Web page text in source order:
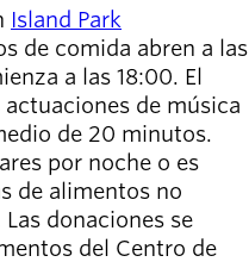
Island Park
de comida abren a las
a las 18:00. El
de música
de 20 minutos.
por noche o es
de alimentos no
donaciones se
del Centro de